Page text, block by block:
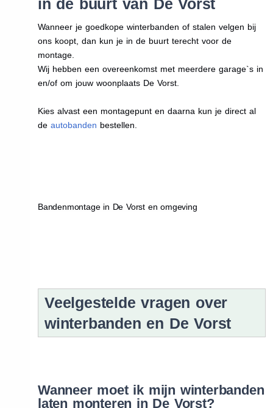
in de buurt van De Vorst
Wanneer je goedkope winterbanden of stalen velgen bij
ons koopt, dan kun je in de buurt terecht voor de
montage.
Wij hebben een overeenkomst met meerdere garage`s in
en/of om jouw woonplaats De Vorst.
Kies alvast een montagepunt en daarna kun je direct al
de autobanden bestellen.
Bandenmontage in De Vorst en omgeving
Veelgestelde vragen over
winterbanden en De Vorst
Wanneer moet ik mijn winterbanden
laten monteren in De Vorst?